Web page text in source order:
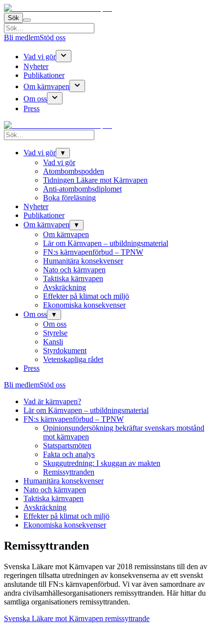
Sök
Bli medlemStöd oss
Vad vi gör
Nyheter
Publikationer
Om kärnvapen
Om oss
Press
Vad vi gör ▼
Vad vi gör
Atombombspodden
Tidningen Läkare mot Kärnvapen
Anti-atombombsdiplomet
Boka föreläsning
Nyheter
Publikationer
Om kärnvapen
▼
Om kärnvapen
Lär om Kärnvapen – utbildningsmaterial
FN:s kärnvapenförbud – TPNW
Humanitära konsekvenser
Nato och kärnvapen
Taktiska kärnvapen
Avskräckning
Effekter på klimat och miljö
Ekonomiska konsekvenser
Om oss
▼
Om oss
Styrelse
Kansli
Styrdokument
Vetenskapliga rådet
Press
Bli medlemStöd oss
Vad är kärnvapen?
Lär om Kärnvapen – utbildningsmaterial
FN:s kärnvapenförbud – TPNW
Opinionsundersökning bekräftar svenskars motstånd
mot kärnvapen
Statspartsmöten
Fakta och analys
Skuggutredning: I skuggan av makten
Remissyttranden
Humanitära konsekvenser
Nato och kärnvapen
Taktiska kärnvapen
Avskräckning
Effekter på klimat och miljö
Ekonomiska konsekvenser
Remissyttranden
Svenska Läkare mot Kärnvapen var 2018 remissinstans till den av
regeringen tillsatta utredningen av konsekvenserna av ett svenskt
anslutande till FN:s kärnvapenförbud. Vi var även samordnare av
andra civilsamhällesorganisationers remissyttranden. Här hittar du
samtliga organisationers remissyttranden.
Svenska Läkare mot Kärnvapen remissyttrande